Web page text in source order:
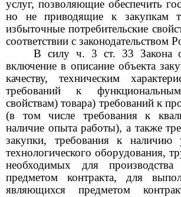
услуг, позволяющие обеспечить
но не приводящие к закупкам
избыточные потребительские
соответствии с законодательством
В силу ч. 3 ст. 33 Закона о
включение в описание объекта
качеству, техническим
требований к функциональным
свойствам) товара) требований к
(в том числе требования к
наличие опыта работы), а также
закупки, требования к наличию
технологического оборудования,
необходимых для производства
предметом контракта, для
являющихся предметом